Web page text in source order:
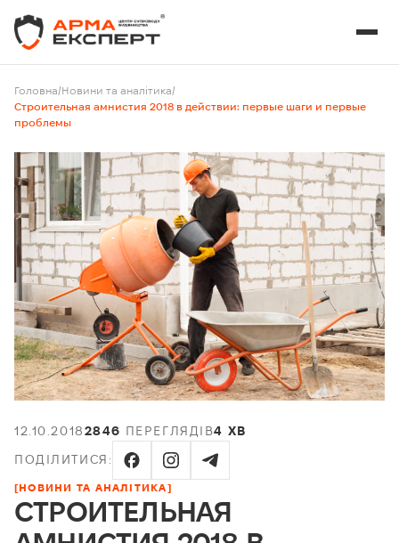
Головна/Новини та аналітика/
Строительная амнистия 2018 в действии: первые шаги и первые
проблемы
12.10.20182846 ПЕРЕГЛЯДІВ4 ХВ
ПОДІЛИТИСЯ:
[НОВИНИ ТА АНАЛІТИКА]
СТРОИТЕЛЬНАЯ